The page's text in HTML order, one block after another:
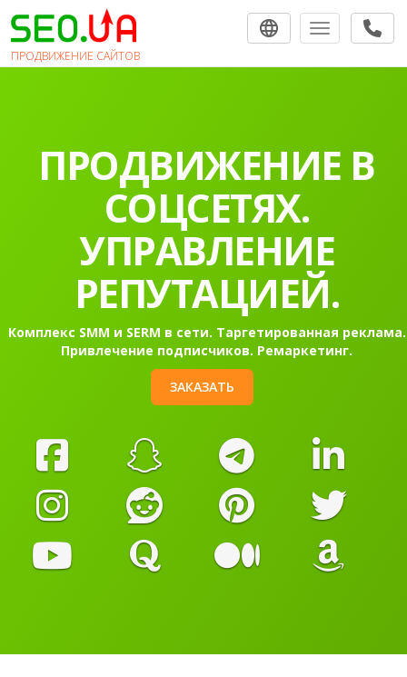
ПРОДВИЖЕНИЕ САЙТОВ
Toggle
ПРОДВИЖЕНИЕ В
СОЦСЕТЯХ.
УПРАВЛЕНИЕ
РЕПУТАЦИЕЙ.
Комплекс SMM и SERM в сети. Таргетированная реклама.
Привлечение подписчиков. Ремаркетинг.
ЗАКАЗАТЬ